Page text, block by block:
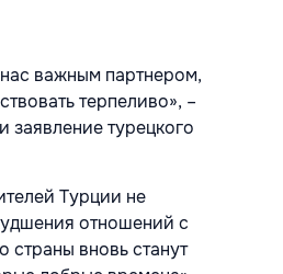
важным партнером,
терпеливо», –
заявление турецкого
Турции не
отношений с
страны вновь станут